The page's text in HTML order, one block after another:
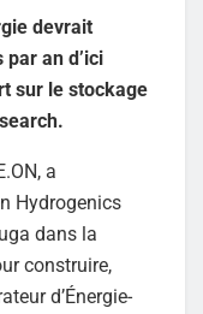
devrait
an d’ici
sur le stockage
a
Hydrogenics
dans la
construire,
d’Énergie-